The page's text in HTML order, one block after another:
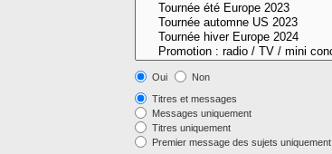
Oui
Non
Titres et messages
Messages uniquement
Titres uniquement
Premier message des sujets uniquement